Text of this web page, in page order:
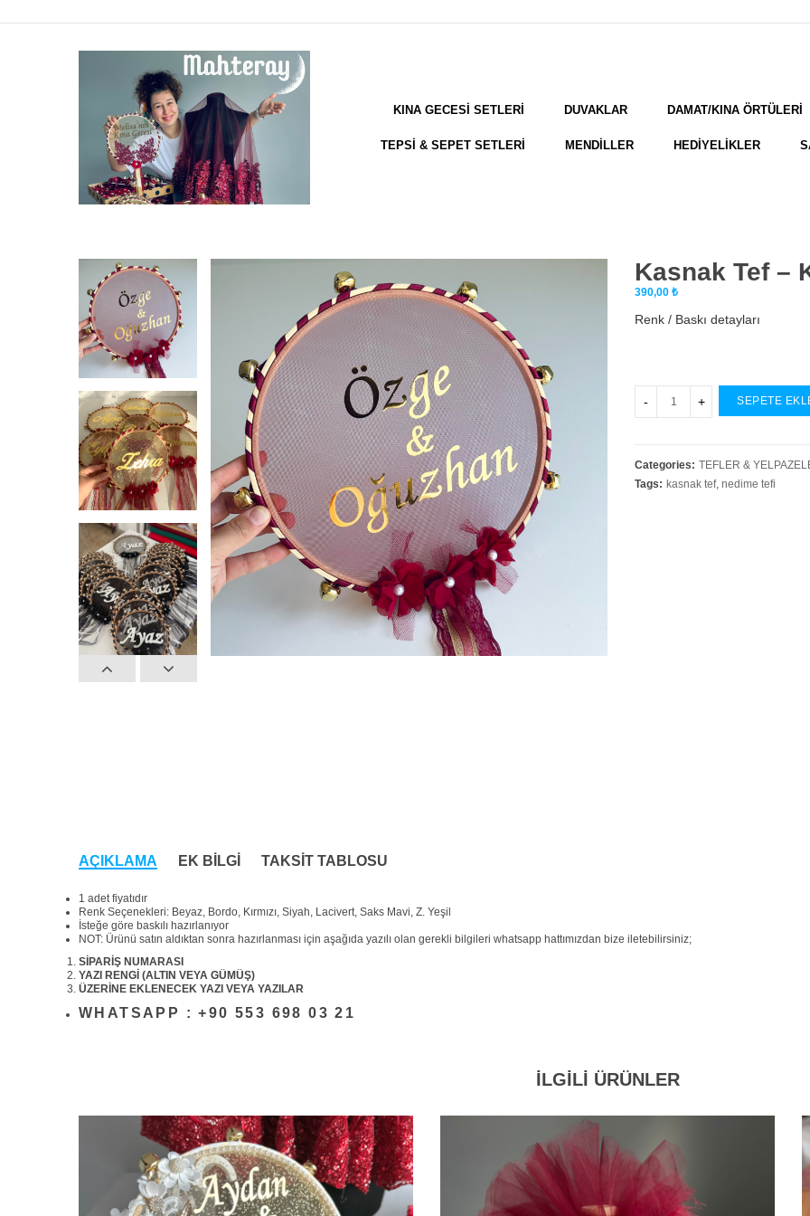
KINA GECESİ SETLERİ DUVAKLAR DAMAT/KINA ÖRTÜLERİ
TEPSİ & SEPET SETLERİ MENDİLLER HEDİYELİKLER
Kasnak Tef –
390,00 ₺
Renk / Baskı detayları
SEPETE
Categories: TEFLER &
Tags: kasnak tef, nedime tefi
AÇIKLAMA EK BILGI TAKSIT TABLOSU
1 adet fiyatıdır
Renk Seçenekleri: Beyaz, Bordo, Kırmızı, Siyah, Lacivert, Saks Mavi, Z. Yeşil
İsteğe göre baskılı hazırlanıyor
NOT: Ürünü satın aldıktan sonra hazırlanması için aşağıda yazılı olan gerekli bilgileri whatsapp hattımızdan bize iletebilirsiniz;
SİPARİŞ NUMARASI
YAZI RENGİ (ALTIN VEYA GÜMÜŞ)
ÜZERİNE EKLENECEK YAZI VEYA YAZILAR
WHATSAPP : +90 553 698 03 21
İLGİLİ ÜRÜNLER